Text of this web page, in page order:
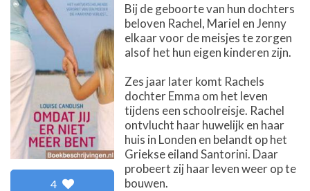
4
Bij de geboorte van hun dochters
beloven Rachel, Mariel en Jenny
elkaar voor de meisjes te zorgen
alsof het hun eigen kinderen zijn.
Zes jaar later komt Rachels
dochter Emma om het leven
tijdens een schoolreisje. Rachel
ontvlucht haar huwelijk en haar
huis in Londen en belandt op het
Griekse eiland Santorini. Daar
probeert zij haar leven weer op te
bouwen.